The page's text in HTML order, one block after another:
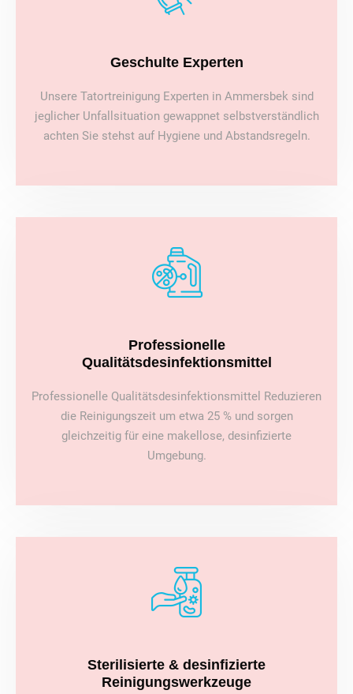
Geschulte Experten
Unsere Tatortreinigung Experten in Ammersbek sind
jeglicher Unfallsituation gewappnet selbstverständlich
achten Sie stehst auf Hygiene und Abstandsregeln.
Professionelle
Qualitätsdesinfektionsmittel
Professionelle Qualitätsdesinfektionsmittel Reduzieren
die Reinigungszeit um etwa 25 % und sorgen
gleichzeitig für eine makellose, desinfizierte
Umgebung.
Sterilisierte & desinfizierte
Reinigungswerkzeuge